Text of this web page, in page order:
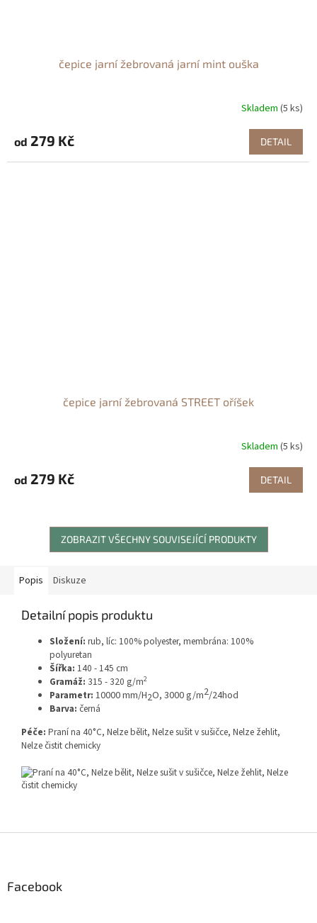
čepice jarní žebrovaná jarní mint ouška
Skladem (5 ks)
od 279 Kč DETAIL
čepice jarní žebrovaná STREET oříšek
Skladem (5 ks)
od 279 Kč DETAIL
ZOBRAZIT VŠECHNY SOUVISEJÍCÍ PRODUKTY
Popis Diskuze
Detailní popis produktu
Složení: rub, líc: 100% polyester, membrána: 100%
polyuretan
Šířka: 140 - 145 cm
Gramáž: 315 - 320 g/m2
Parametr: 10000 mm/H2O, 3000 g/m2/24hod
Barva: černá
Péče: Praní na 40°C, Nelze bělit, Nelze sušit v sušičce, Nelze žehlit,
Nelze čistit chemicky
Facebook